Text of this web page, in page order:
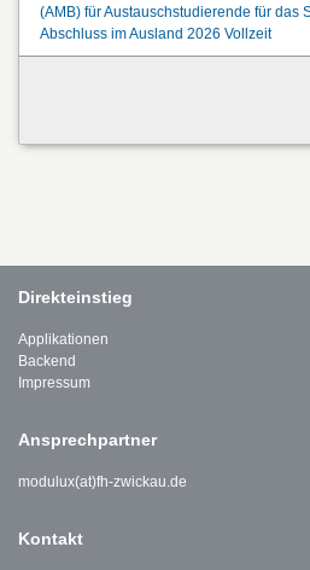
(AMB) für Austauschstudierende für das
Abschluss im Ausland 2026 Vollzeit
Direkteinstieg
Applikationen
Backend
Impressum
Ansprechpartner
modulux(at)fh-zwickau.de
Kontakt